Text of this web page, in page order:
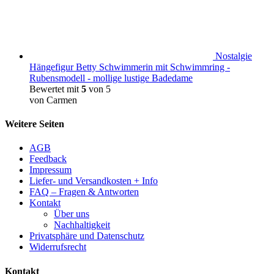
Nostalgie
Hängefigur Betty Schwimmerin mit Schwimmring -
Rubensmodell - mollige lustige Badedame
Bewertet mit 5 von 5
von Carmen
Weitere Seiten
AGB
Feedback
Impressum
Liefer- und Versandkosten + Info
FAQ – Fragen & Antworten
Kontakt
Über uns
Nachhaltigkeit
Privatsphäre und Datenschutz
Widerrufsrecht
Kontakt